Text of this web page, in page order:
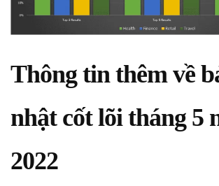
Thông tin thêm về
nhật cốt lõi tháng 5
2022